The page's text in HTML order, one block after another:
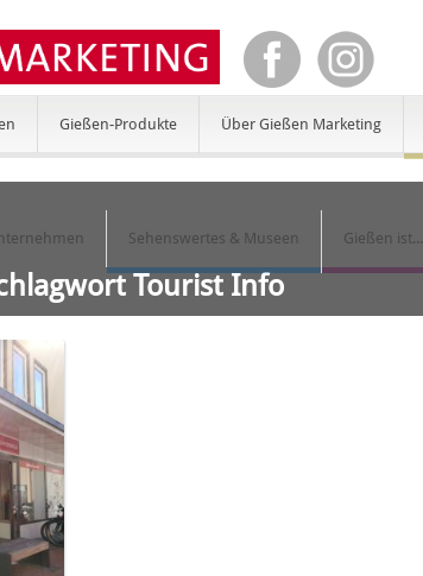
Gießen-Produkte Über Gießen Marketing
Sehenswertes & Museen Gießen ist...
Tourist Info